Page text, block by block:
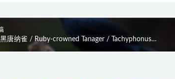
唐纳雀 / Ruby-crowned Tanager / Tachyphonus